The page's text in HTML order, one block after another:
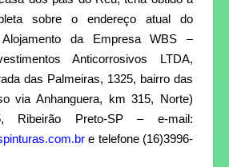
sobre o endereço atual do
da Empresa WBS –
Anticorrosivos LTDA,
das Palmeiras, 1325, bairro das
via Anhanguera, km 315, Norte)
Ribeirão Preto-SP – e-mail:
e telefone (16)3996-